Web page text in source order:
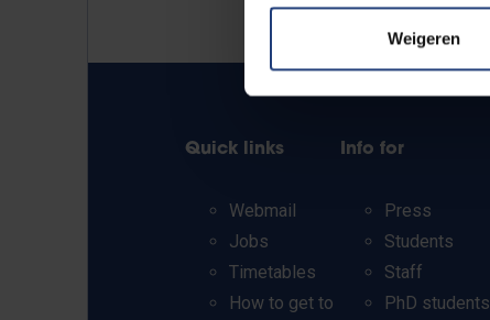
Weigeren
Quick links
Webmail
Jobs
Timetables
How to get to
Info for
Press
Students
Staff
PhD students